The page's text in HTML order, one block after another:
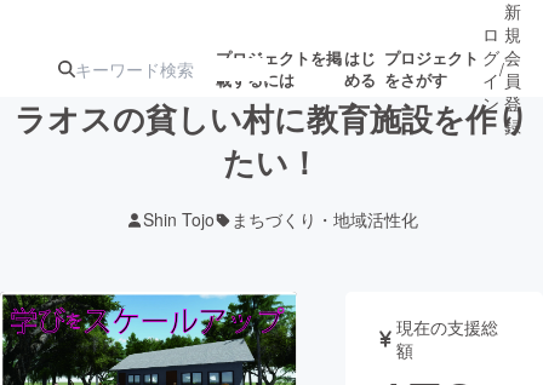
プロジェクトを掲
載するには
はじ
める
プロジェクト
をさがす
ターン
ジェクト
募集終了が近いプ
ロジェクト
アート・写真 音楽
ロ
グ
イ
ン
/
新
規
会
員
登
録
ラオスの貧しい村に教育施設を作り
たい！
Shin Tojo まちづくり・地域活性化
現在の支援総
額